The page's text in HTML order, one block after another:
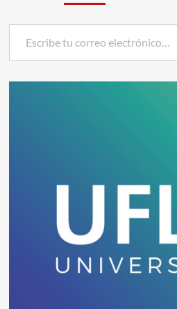
Escribe tu correo electrónico…